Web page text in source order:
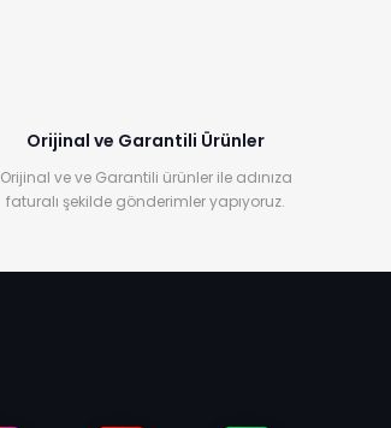
Orijinal ve Garantili Ürünler
Orijinal ve ve Garantili ürünler ile adınıza
faturalı şekilde gönderimler yapıyoruz.